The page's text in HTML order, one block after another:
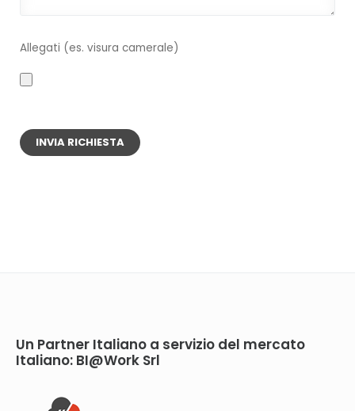
Microsoft Hyper-V e VMware
Guida configurazione Backup Incrementale
VMware
di supporto NovaCare
Allegati (es. visura camerale)
Un Partner Italiano a servizio del mercato
Italiano: BI@Work Srl